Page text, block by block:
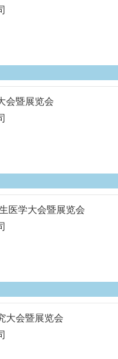
会暨展览会
医学大会暨展览会
大会暨展览会